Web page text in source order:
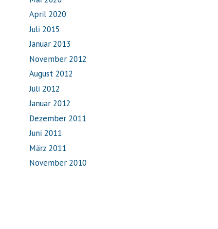
April 2020
Juli 2015
Januar 2013
November 2012
August 2012
Juli 2012
Januar 2012
Dezember 2011
Juni 2011
März 2011
November 2010